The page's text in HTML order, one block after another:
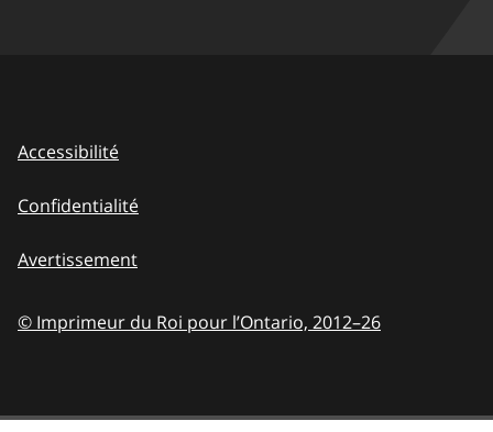
Accessibilité
Confidentialité
Avertissement
© Imprimeur du Roi pour l’Ontario, 2012–26